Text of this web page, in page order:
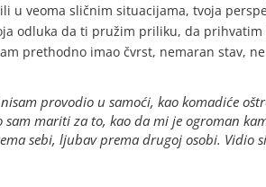
u veoma sličnim situacijama, tvoja
odluka da ti pružim priliku, da
prethodno imao čvrst, nemaran stav,
provodio u samoći, kao komadiće
mariti za to, kao da mi je ogroman
sebi, ljubav prema drugoj osobi. Vidio